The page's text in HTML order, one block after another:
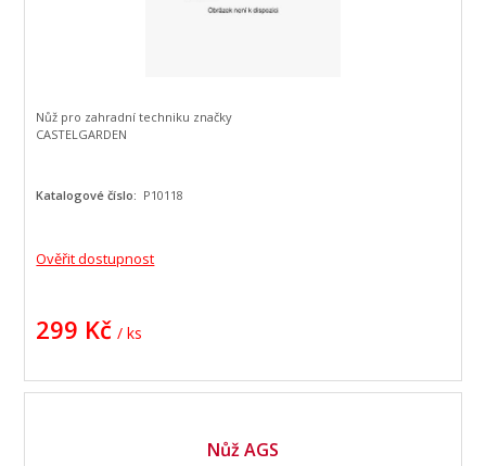
Ověřit dostupnost
299 Kč / ks
Nůž pro zahradní techniku značky
CASTELGARDEN
Katalogové číslo: P10118
Nůž AGS